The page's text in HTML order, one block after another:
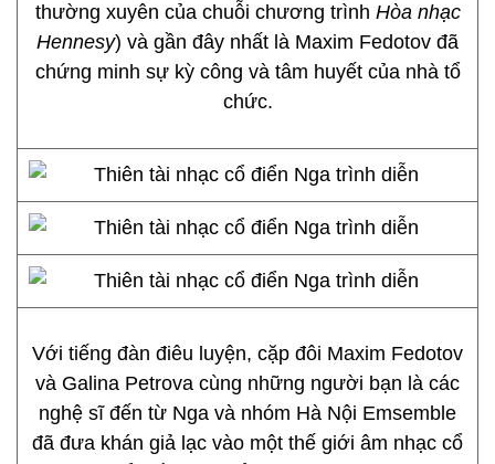
thường xuyên của chuỗi chương trình Hòa nhạc
Hennesy) và gần đây nhất là Maxim Fedotov đã
chứng minh sự kỳ công và tâm huyết của nhà tổ
chức.
Với tiếng đàn điêu luyện, cặp đôi Maxim Fedotov
và Galina Petrova cùng những người bạn là các
nghệ sĩ đến từ Nga và nhóm Hà Nội Emsemble
đã đưa khán giả lạc vào một thế giới âm nhạc cổ